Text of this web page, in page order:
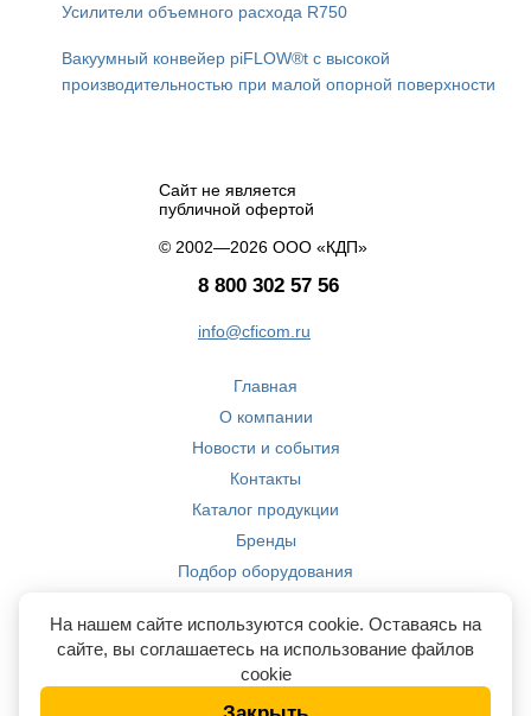
Усилители объемного расхода R750
Вакуумный конвейер piFLOW®t с высокой
производительностью при малой опорной поверхности
Сайт не является
публичной офертой
© 2002—2026 ООО «КДП»
8 800 302 57 56
info@cficom.ru
Главная
О компании
Новости и события
Контакты
Каталог продукции
Бренды
Подбор оборудования
Компетенции
На нашем сайте используются cookie. Оставаясь на
сайте, вы соглашаетесь на использование файлов
cookie